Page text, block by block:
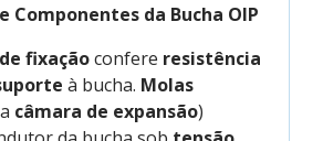
Componentes da Bucha OIP
fixaçãoconfere resistência
à bucha. Molas
câmara de expansão)